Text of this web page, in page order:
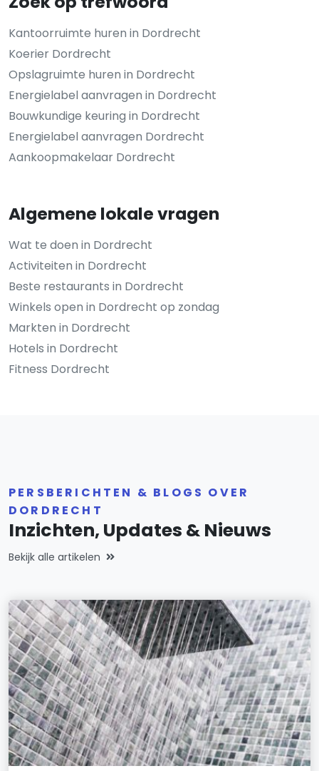
Kantoorruimte huren in Dordrecht
Koerier Dordrecht
Opslagruimte huren in Dordrecht
Energielabel aanvragen in Dordrecht
Bouwkundige keuring in Dordrecht
Energielabel aanvragen Dordrecht
Aankoopmakelaar Dordrecht
Algemene lokale vragen
Wat te doen in Dordrecht
Activiteiten in Dordrecht
Beste restaurants in Dordrecht
Winkels open in Dordrecht op zondag
Markten in Dordrecht
Hotels in Dordrecht
Fitness Dordrecht
PERSBERICHTEN & BLOGS OVER
DORDRECHT
Inzichten, Updates & Nieuws
Bekijk alle artikelen